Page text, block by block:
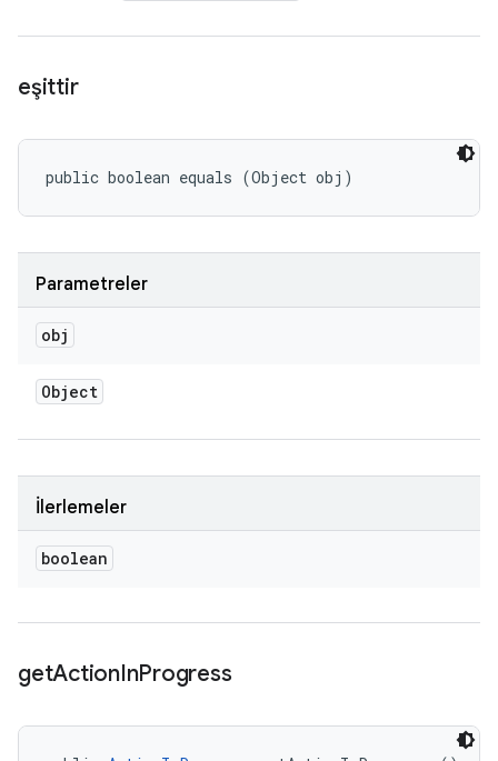
eşittir
public boolean equals (Object obj)
Parametreler
obj
Object
İlerlemeler
boolean
getActionInProgress